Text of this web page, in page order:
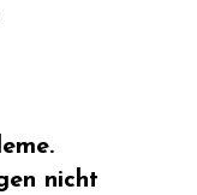
nicht